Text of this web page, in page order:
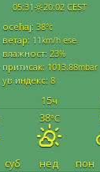
05:31 20:02 CEST
осећај: 38°c
ветар: 11 km/hese
влажност: 23%
притисак: 1013.88mbar
ув индекс: 8
15ч
38°C
суб нед пон